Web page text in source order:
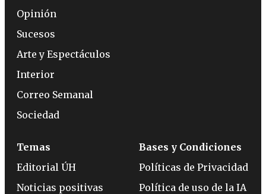
Opinión
Sucesos
Arte y Espectáculos
Interior
Correo Semanal
Sociedad
Temas
Editorial ÚH
Noticias positivas
Bases y Condiciones
Políticas de Privacidad
Política de uso de la IA